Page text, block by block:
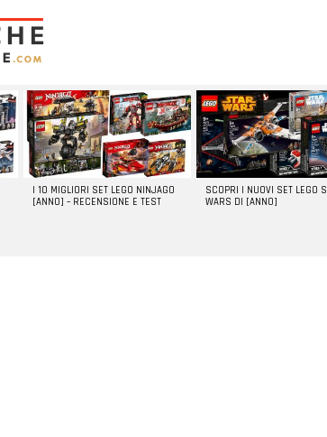
I 10 MIGLIORI SET LEGO NINJAGO
[ANNO] – RECENSIONE E TEST
SCOPRI I NUOVI SET LEGO
WARS DI [ANNO]